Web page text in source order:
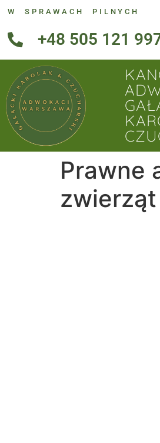
W SPRAWACH PILNYCH
+48 505 121
Prawne
zwierząt